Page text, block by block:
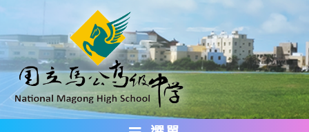
轉
主
要
內